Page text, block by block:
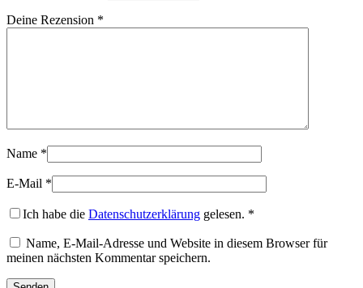
Deine Rezension *
Name *
E-Mail *
Ich habe die Datenschutzerklärung gelesen. *
Name, E-Mail-Adresse und Website in diesem Browser für
meinen nächsten Kommentar speichern.